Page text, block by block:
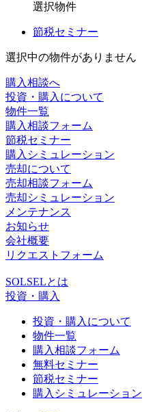
選択物件
節税セミナー
選択中の物件がありません
購入相談へ
投資・購入について
物件一覧
購入相談フォーム
節税セミナー
購入シミュレーション
売却について
売却相談フォーム
売却シミュレーション
メンテナンス
お知らせ
会社概要
リクエストフォーム
SOLSELとは
投資・購入
投資・購入について
物件一覧
購入相談フォーム
無料セミナー
節税セミナー
購入シミュレーション